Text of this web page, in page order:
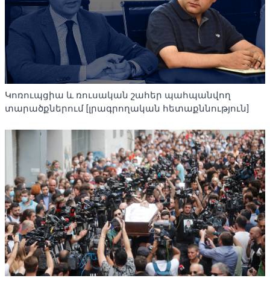
Կոռուպցիա և ռուսական շահեր պահպանվող
տարածքներում [լրագրողական հետաքննություն]